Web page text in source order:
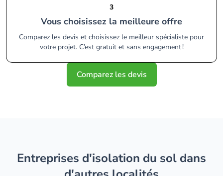
3
Vous choisissez la meilleure offre
Comparez les devis et choisissez le meilleur spécialiste pour
votre projet. C’est gratuit et sans engagement !
Comparez les devis
entreprises d'isolation du sol dans